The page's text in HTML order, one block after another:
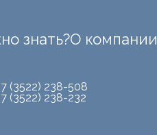
знать?О компании
(3522) 238-508
(3522) 238-232